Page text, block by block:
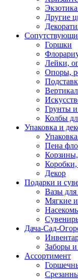
Другие
Горшки
Лейки,
Опоры,
Грунты
Колбы
Упаковка и
Пена
Декор
Подарки и
Вазы для
Мягкие
Дача-Сад-
Заборы
Ассортимент